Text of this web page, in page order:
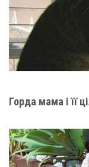
Горда мама і її